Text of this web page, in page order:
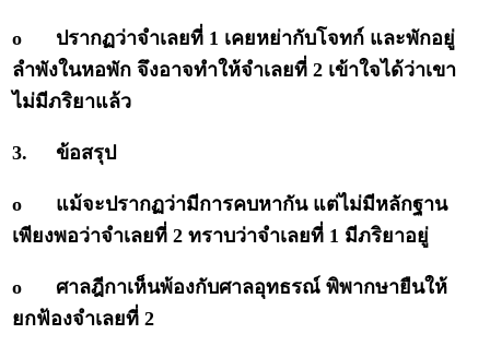
o
ปรากฏว่าจำเลยที่ 1 เคยหย่ากับโจทก์ และพักอยู่
ลำพังในหอพัก จึงอาจทำให้จำเลยที่ 2 เข้าใจได้ว่าเขา
ไม่มีภริยาแล้ว
3. ข้อสรุป
o
แม้จะปรากฏว่ามีการคบหากัน แต่ไม่มีหลักฐาน
เพียงพอว่าจำเลยที่ 2 ทราบว่าจำเลยที่ 1 มีภริยาอยู่
o
ศาลฎีกาเห็นพ้องกับศาลอุทธรณ์ พิพากษายืนให้
ยกฟ้องจำเลยที่ 2